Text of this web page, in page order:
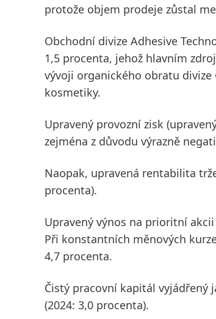
protože objem prodeje zůstal
Obchodní divize Adhesive
1,5 procenta, jehož hlavním
vývoji organického obratu divize
kosmetiky.
Upravený provozní zisk
zejména z důvodu výrazně
Naopak, upravená rentabilita
procenta).
Upravený výnos na prioritní akcii
Při konstantních měnových
4,7 procenta.
Čistý pracovní kapitál vyjádřený
(2024: 3,0 procenta).